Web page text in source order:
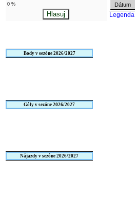
0 %
Body v sezóne 2026/2027
Góly v sezóne 2026/2027
Nájazdy v sezóne 2026/2027
Dátum
Legenda